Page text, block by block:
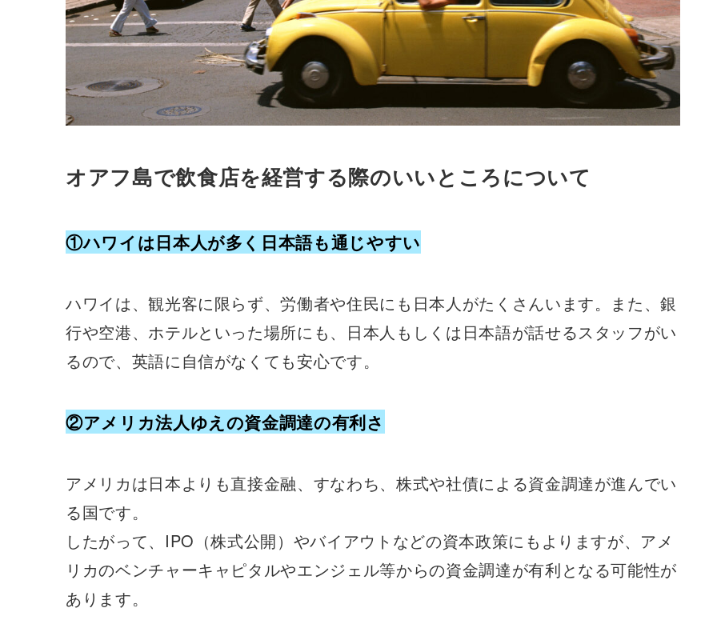
オアフ島で飲食店を経営する際のいいところについて
①ハワイは日本人が多く日本語も通じやすい
ハワイは、観光客に限らず、労働者や住民にも日本人がたくさんいます。また、銀
行や空港、ホテルといった場所にも、日本人もしくは日本語が話せるスタッフがい
るので、英語に自信がなくても安心です。
②アメリカ法人ゆえの資金調達の有利さ
アメリカは日本よりも直接金融、すなわち、株式や社債による資金調達が進んでい
る国です。
したがって、IPO（株式公開）やバイアウトなどの資本政策にもよりますが、アメ
リカのベンチャーキャピタルやエンジェル等からの資金調達が有利となる可能性が
あります。